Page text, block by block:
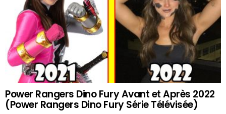
Power Rangers Dino Fury Avant et Après 2022
(Power Rangers Dino Fury Série Télévisée)